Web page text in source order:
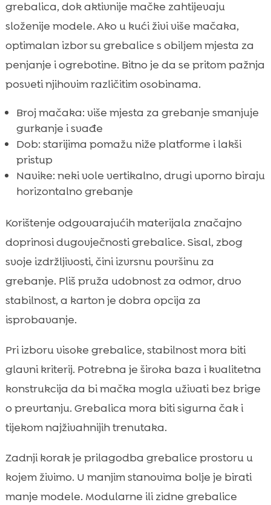
grebalica, dok aktivnije mačke zahtijevaju
složenije modele. Ako u kući živi više mačaka,
optimalan izbor su grebalice s obiljem mjesta za
penjanje i ogrebotine. Bitno je da se pritom pažnja
posveti njihovim različitim osobinama.
Broj mačaka: više mjesta za grebanje smanjuje
gurkanje i svađe
Dob: starijima pomažu niže platforme i lakši
pristup
Navike: neki vole vertikalno, drugi uporno biraju
horizontalno grebanje
Korištenje odgovarajućih materijala značajno
doprinosi dugovječnosti grebalice. Sisal, zbog
svoje izdržljivosti, čini izvrsnu površinu za
grebanje. Pliš pruža udobnost za odmor, drvo
stabilnost, a karton je dobra opcija za
isprobavanje.
Pri izboru visoke grebalice, stabilnost mora biti
glavni kriterij. Potrebna je široka baza i kvalitetna
konstrukcija da bi mačka mogla uživati bez brige
o prevrtanju. Grebalica mora biti sigurna čak i
tijekom najživahnijih trenutaka.
Zadnji korak je prilagodba grebalice prostoru u
kojem živimo. U manjim stanovima bolje je birati
manje modele. Modularne ili zidne grebalice